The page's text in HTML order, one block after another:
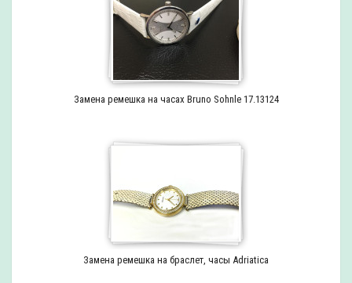
Замена ремешка на часах Bruno Sohnle 17.13124
Замена ремешка на браслет, часы Adriatica